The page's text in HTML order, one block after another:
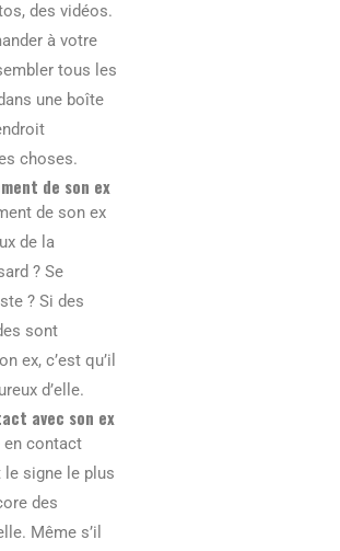
des vidéos.
à votre
tous les
une boîte
choses.
de son ex
de son ex
de la
? Se
? Si des
sont
ex, c’est qu’il
d’elle.
avec son ex
en contact
le signe le plus
des
Même s’il